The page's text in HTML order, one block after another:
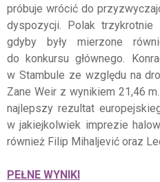
próbuje wrócić do
dyspozycji. Polak trzykrotnie
gdyby były mierzone
do konkursu głównego.
w Stambule ze względu na
Zane Weir z wynikiem 21,46
najlepszy rezultat
w jakiejkolwiek imprezie
również Filip Mihaljević oraz
PEŁNE WYNIKI